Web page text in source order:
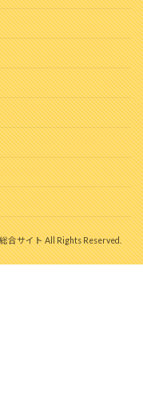
合サイト All Rights Reserved.